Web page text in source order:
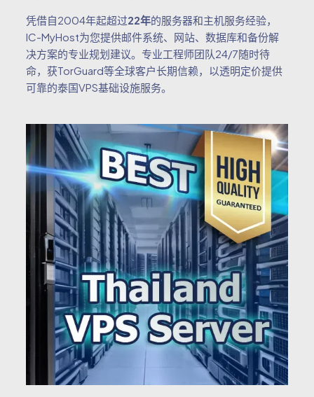
凭借自2004年起超过22年的服务器和主机服务经验，
IC-MyHost为您提供邮件系统、网站、数据库和备份解
决方案的专业规划建议。专业工程师团队24/7随时待
命，获TorGuard等全球客户长期信赖，以透明定价提供
可靠的泰国VPS基础设施服务。